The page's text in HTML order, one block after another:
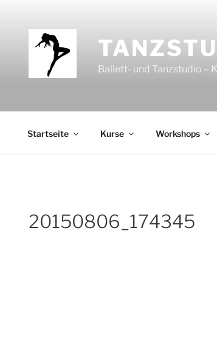
Ballett- und Tanzstudio –
Startseite Kurse Workshops
20150806_174345